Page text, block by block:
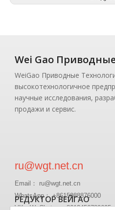
Wei Gao
WeiGao Приводные
высокотехнологичное
научные исследования,
продажи и сервис.
ru@wgt.net.cn
Email： ru@wgt.net.cn
WhatsApp： +8615988876000
VK、WeChat ： +8613456789605
РЕДУКТОР ВЕЙГАО